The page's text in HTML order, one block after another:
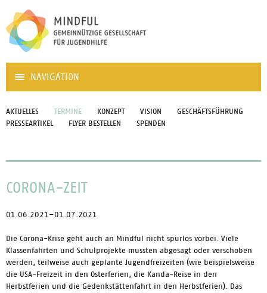
NAVIGATION
AKTUELLES TERMINE KONZEPT VISION
GESCHÄFTSFÜHRUNG
PRESSEARTIKEL
FLYER BESTELLEN SPENDEN
CORONA-ZEIT
01.06.2021–01.07.2021
Die Corona-Krise geht auch an Mindful nicht spurlos vorbei. Viele
Klassenfahrten und Schulprojekte mussten abgesagt oder verschoben
werden, teilweise auch geplante Jugendfreizeiten (wie beispielsweise
die USA-Freizeit in den Osterferien, die Kanda-Reise in den
Herbstferien und die Gedenkstättenfahrt in den Herbstferien). Das